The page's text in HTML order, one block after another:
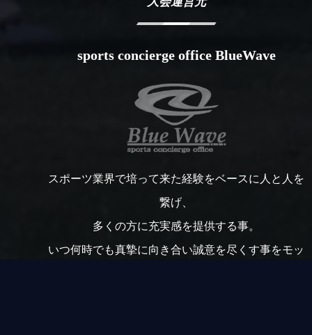
sports concierge office BlueWave
スポーツ業界で培って来た経験をベースに人と人を
繋げ、
多くの方に充実感を提供する事。
いつ何時でも真摯に向き合い誠意を尽くす事をモッ